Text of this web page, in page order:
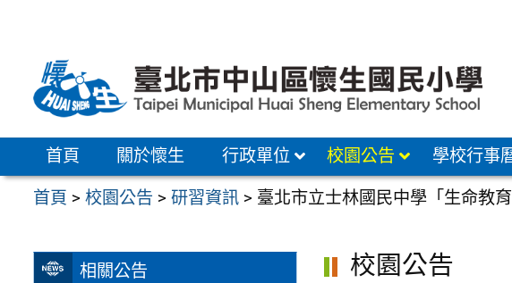
區
首頁 關於懷生 行政單位 校園公告 學校行事
首頁 >校園公告 >研習資訊 > 臺北市立士林國民中學「生命教
相關公告 校園公告